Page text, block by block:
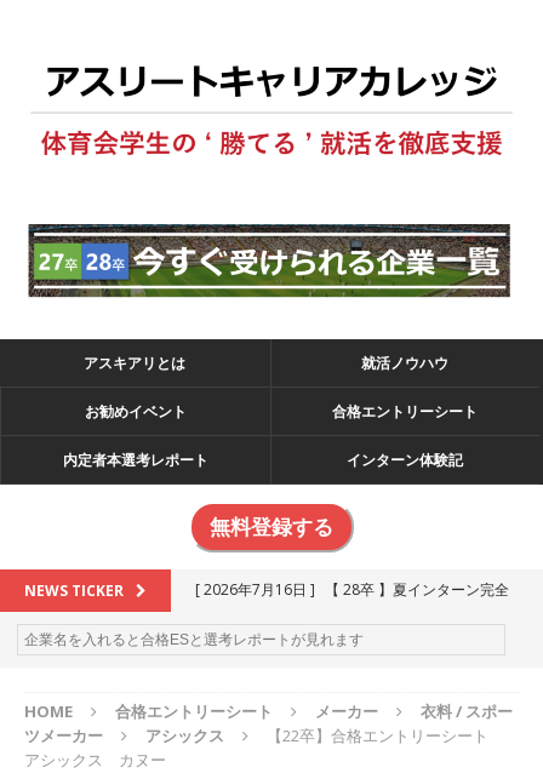
アスキアリとは 就活ノウハウ
お勧めイベント 合格エントリーシート
内定者本選考レポート インターン体験記
無料登録する
NEWS TICKER [ 2026年7月16日 ]
【 28卒 】夏インターン完全
攻略セミナー ｜ 予約フォーム
お勧めイベン
[ 2026年6月13日 ] ≪ 27卒 ≫アスキヤリ個人相
HOME 合格エントリーシート メーカー
衣料 / スポー
ツメーカー
アシックス
【22卒】合格エントリーシート
アシックス カヌー